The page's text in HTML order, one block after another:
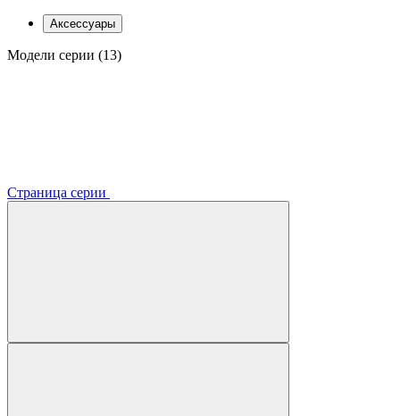
Аксессуары
Модели серии (13)
Страница серии